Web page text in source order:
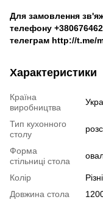
Для замовлення
телефону
телеграм http://t.me/
Характеристики
Країна
виробництва
Тип кухонного
столу
Форма
стільниці стола
Колір
Довжина стола